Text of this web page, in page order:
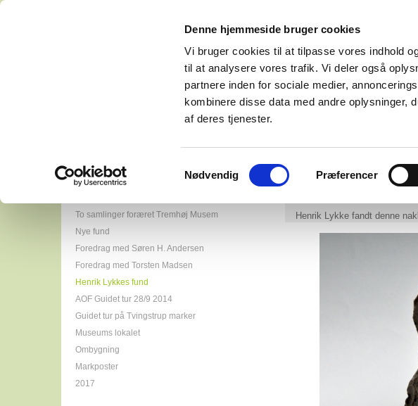
Denne hjemmeside bruger cookies
Vi bruger cookies til at tilpasse vores indhold
til at analysere vores trafik. Vi deler også
partnere inden for sociale medier,
kombinere disse data med andre oplysninger,
af deres tjenester.
Nødvendig Præferencer
Tremhøj
Vi bevarer
Musemsforeningen
To samlinger foræret Tremhøj Musem
Nye fund
Foredrag med Søren H. Andersen
Foredrag med Torsten Madsen
Henrik Lykkes fund
AOF Guidet tur 28/9 2014
Guidet tur på Tvingstrup marker
Museums lokalet
Ombygning
Markposter
2017
Henrik Lykke fandt denne